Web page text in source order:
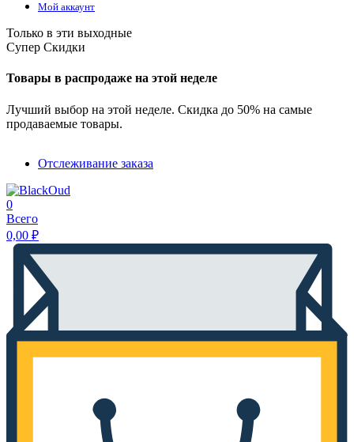
Мой аккаунт
Только в эти выходные
Супер Скидки
Товары в распродаже на этой неделе
Лучший выбор на этой неделе. Скидка до 50% на самые
продаваемые товары.
Отслеживание заказа
0
Всего
0,00 ₽